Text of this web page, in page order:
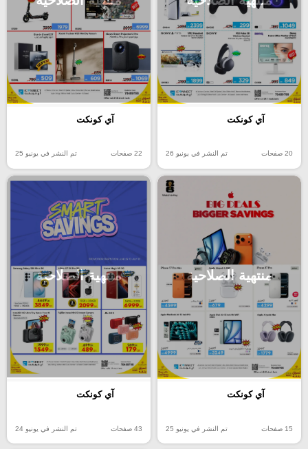
آي كونكت
20 صفحات تم النشر في يونيو 26
آي كونكت
22 صفحات تم النشر في يونيو 25
منتهية الصلاحية
آي كونكت
15 صفحات تم النشر في يونيو 25
منتهية الصلاحية
آي كونكت
43 صفحات تم النشر في يونيو 24